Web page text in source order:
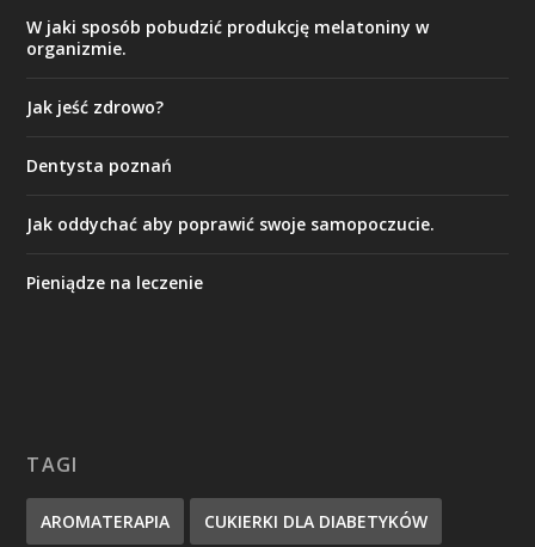
W jaki sposób pobudzić produkcję melatoniny w
organizmie.
Jak jeść zdrowo?
Dentysta poznań
Jak oddychać aby poprawić swoje samopoczucie.
Pieniądze na leczenie
TAGI
AROMATERAPIA CUKIERKI DLA DIABETYKÓW